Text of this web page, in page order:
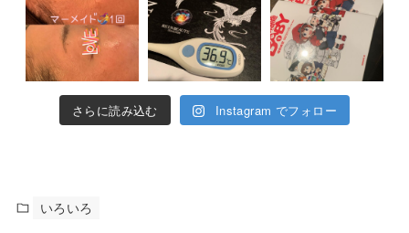
さらに読み込む Instagram でフォロー
いろいろ